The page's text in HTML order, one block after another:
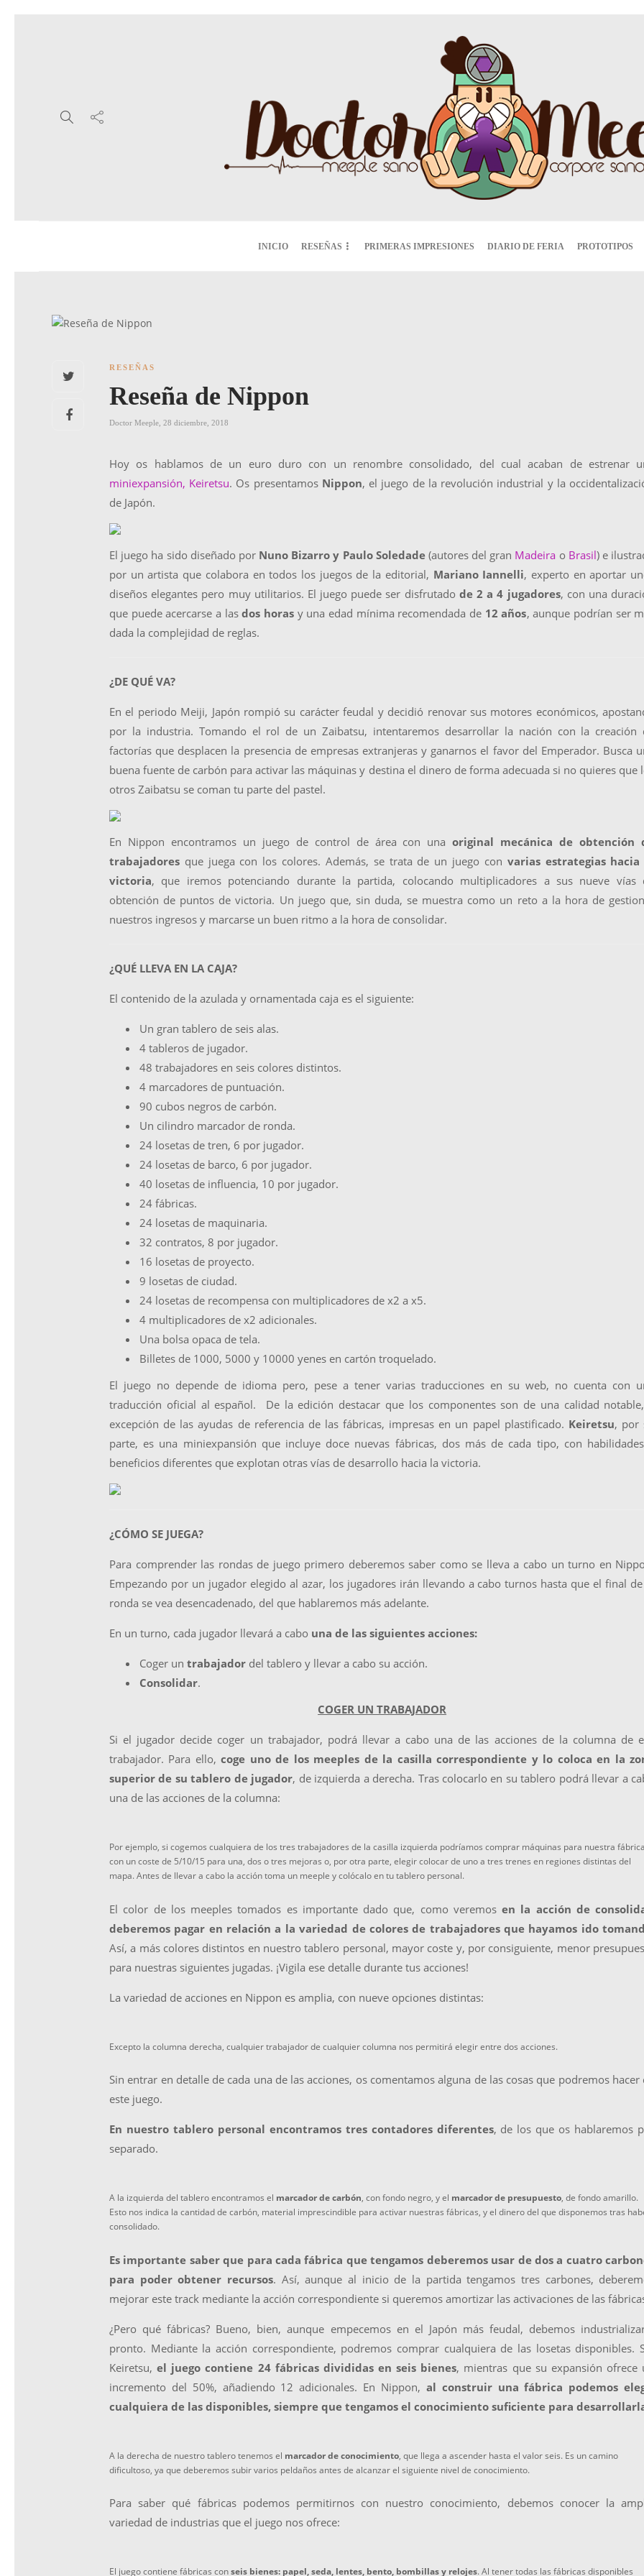
INICIO RESEÑAS PRIMERAS IMPRESIONES DIARIO DE FERIA PROTOTIPOS
RESEÑAS
Reseña de Nippon
Doctor Meeple 28 diciembre, 2018
Hoy os hablamos de un euro duro con un renombre consolidado, del cual acaban de estrenar
miniexpansión, Keiretsu. Os presentamosNippon, el juego de la revolución industrial y la
de Japón.
El juego ha sido diseñado porNuno Bizarro y Paulo Soledade(autores del gran Madeira o Brasil) e
por un artista que colabora en todos los juegos de la editorial, Mariano Iannelli, experto en aportar
diseños elegantes pero muy utilitarios. El juego puede ser disfrutado de 2 a 4 jugadores, con una
que puede acercarse a lasdos horas y una edad mínima recomendada de 12 años, aunque podrían ser
dada la complejidad de reglas.
¿DE QUÉ VA?
En el periodo Meiji, Japón rompió su carácter feudal y decidió renovar sus motores económicos,
por la industria. Tomando el rol de un Zaibatsu, intentaremos desarrollar la nación con la creación
factorías que desplacen la presencia de empresas extranjeras y ganarnos el favor del Emperador. Busca
buena fuente de carbón para activar las máquinas y destina el dinero de forma adecuada si no quieres que
otros Zaibatsu se coman tu parte del pastel.
En Nippon encontramos un juego de control de área con una original mecánica de obtención
trabajadores que juega con los colores. Además, se trata de un juego con varias estrategias hacia
victoria, que iremos potenciando durante la partida, colocando multiplicadores a sus nueve vías
obtención de puntos de victoria. Un juego que, sin duda, se muestra como un reto a la hora de
nuestros ingresos y marcarse un buen ritmo a la hora de consolidar.
¿QUÉ LLEVA EN LA CAJA?
El contenido de la azulada y ornamentada caja es el siguiente:
Un gran tablero de seis alas.
4 tableros de jugador.
48 trabajadores en seis colores distintos.
4 marcadores de puntuación.
90 cubos negros de carbón.
Un cilindro marcador de ronda.
24 losetas de tren, 6 por jugador.
24 losetas de barco, 6 por jugador.
40 losetas de influencia, 10 por jugador.
24 fábricas.
24 losetas de maquinaria.
32 contratos, 8 por jugador.
16 losetas de proyecto.
9 losetas de ciudad.
24 losetas de recompensa con multiplicadores de x2 a x5.
4 multiplicadores de x2 adicionales.
Una bolsa opaca de tela.
Billetes de 1000, 5000 y 10000 yenes en cartón troquelado.
El juego no depende de idioma pero, pese a tener varias traducciones en su web, no cuenta con
traducción oficial al español. De la edición destacar que los componentes son de una calidad
excepción de las ayudas de referencia de las fábricas, impresas en un papel plastificado. Keiretsu, por
parte, es una miniexpansión que incluye doce nuevas fábricas, dos más de cada tipo, con
beneficios diferentes que explotan otras vías de desarrollo hacia la victoria.
¿CÓMO SE JUEGA?
Para comprender las rondas de juego primero deberemos saber como se lleva a cabo un turno en
Empezando por un jugador elegido al azar, los jugadores irán llevando a cabo turnos hasta que el final
ronda se vea desencadenado, del que hablaremos más adelante.
En un turno, cada jugador llevará a cabo una de las siguientes acciones:
Coger un trabajador del tablero y llevar a cabo su acción.
Consolidar.
COGER UN TRABAJADOR
Si el jugador decide coger un trabajador, podrá llevar a cabo una de las acciones de la columna de
trabajador. Para ello,coge uno de los meeples de la casilla correspondiente y lo coloca en la
superior de su tablero de jugador, de izquierda a derecha. Tras colocarlo en su tablero podrá llevar a
una de las acciones de la columna:
Por ejemplo, si cogemos cualquiera de los tres trabajadores de la casilla izquierda podríamos comprar máquinas para nuestra fábrica
con un coste de 5/10/15 para una, dos o tres mejoras o, por otra parte, elegir colocar de uno a tres trenes en regiones distintas del
mapa. Antes de llevar a cabo la acción toma un meeple y colócalo en tu tablero personal.
El color de los meeples tomados es importante dado que, como veremosen la acción de
deberemos pagar en relación a la variedad de colores de trabajadores que hayamos ido
Así, a más colores distintos en nuestro tablero personal, mayor coste y, por consiguiente, menor
para nuestras siguientes jugadas. ¡Vigila ese detalle durante tus acciones!
La variedad de acciones en Nippon es amplia, con nueve opciones distintas:
Excepto la columna derecha, cualquier trabajador de cualquier columna nos permitirá elegir entre dos acciones.
Sin entrar en detalle de cada una de las acciones, os comentamos alguna de las cosas que podremos hacer
este juego.
En nuestro tablero personal encontramos tres contadores diferentes, de los que os hablaremos
separado.
A la izquierda del tablero encontramos el marcador de carbón, con fondo negro, y el marcador de presupuesto, de fondo amarillo.
Esto nos indica la cantidad de carbón, material imprescindible para activar nuestras fábricas, y el dinero del que disponemos tras
consolidado.
Es importante saber que para cada fábrica que tengamos deberemos usar de dos a cuatro
para poder obtener recursos. Así, aunque al inicio de la partida tengamos tres carbones,
mejorar este track mediante la acción correspondiente si queremos amortizar las activaciones de las
¿Pero qué fábricas? Bueno, bien, aunque empecemos en el Japón más feudal, debemos
pronto. Mediante la acción correspondiente, podremos comprar cualquiera de las losetas disponibles.
Keiretsu,el juego contiene 24 fábricas divididas en seis bienes, mientras que su expansión ofrece
incremento del 50%, añadiendo 12 adicionales. En Nippon, al construir una fábrica podemos
cualquiera de las disponibles, siempre que tengamos el conocimiento suficiente para
A la derecha de nuestro tablero tenemos el marcador de conocimiento, que llega a ascender hasta el valor seis. Es un camino
dificultoso, ya que deberemos subir varios peldaños antes de alcanzar el siguiente nivel de conocimiento.
Para saber qué fábricas podemos permitirnos con nuestro conocimiento, debemos conocer la
variedad de industrias que el juego nos ofrece:
El juego contiene fábricas conseis bienes: papel, seda, lentes, bento, bombillas y relojes. Al tener todas las fábricas disponibles